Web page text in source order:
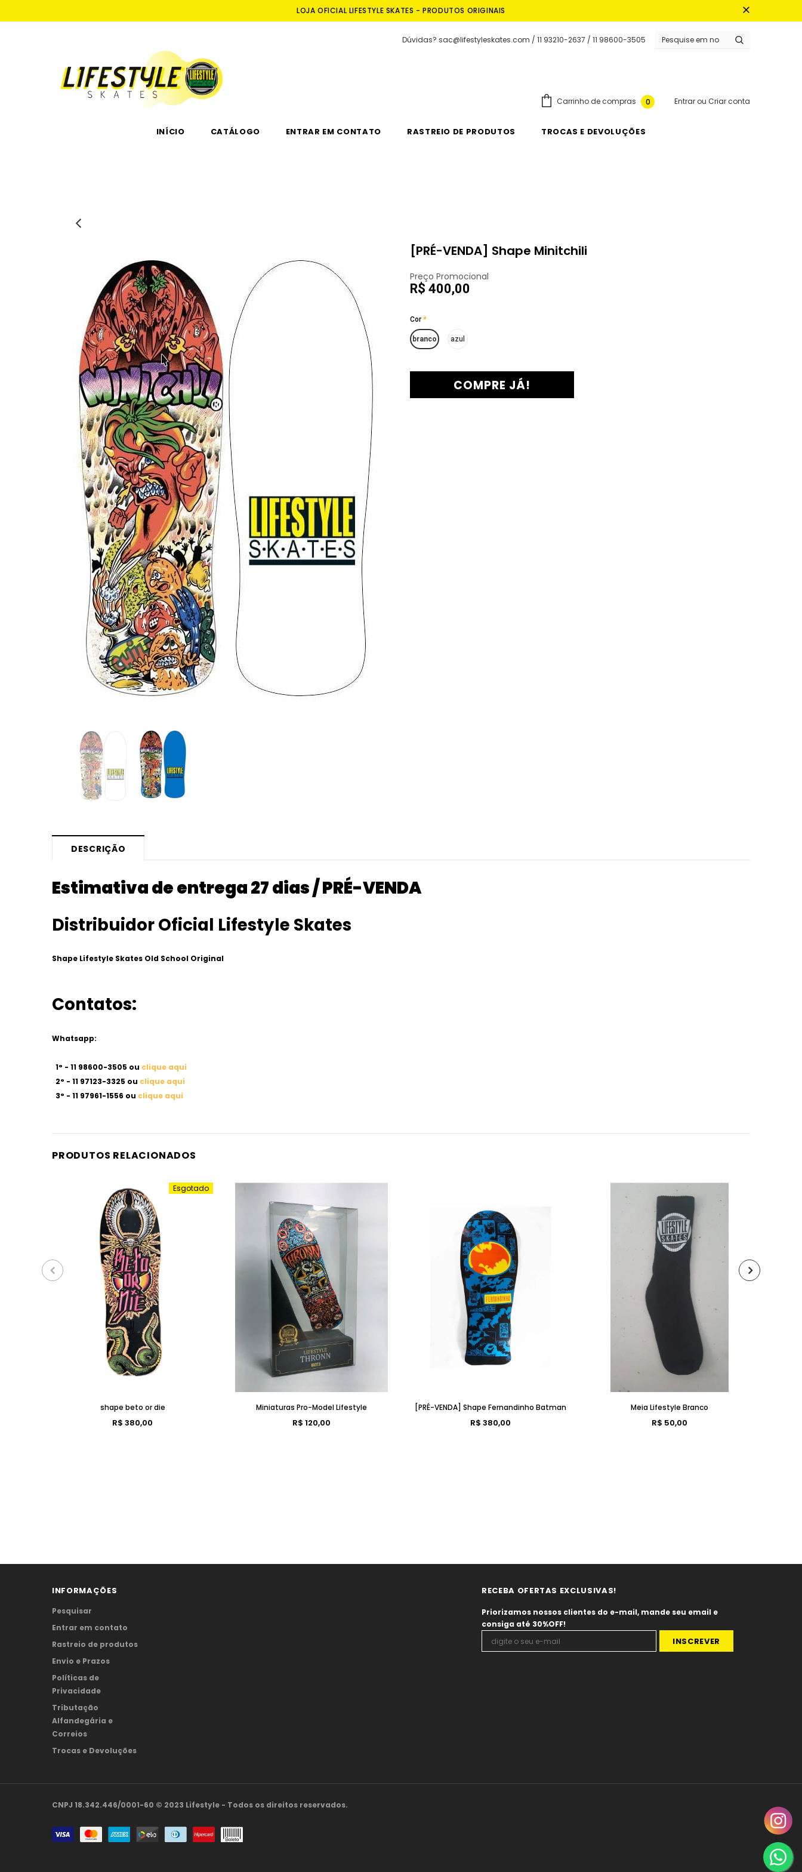
LOJA OFICIAL LIFESTYLE SKATES - PRODUTOS ORIGINAIS
Dúvidas? sac@lifestyleskates.com / 11 93210-2637 / 11 98600-3505
Carrinho de compras 0 Entrar ou Criar conta
INÍCIO CATÁLOGO ENTRAR EM CONTATO RASTREIO DE PRODUTOS TROCAS E DEVOLUÇÕES
[PRÉ-VENDA] Shape Minitchili
Preço Promocional
R$ 400,00
Cor *
branco azul
DESCRIÇÃO
Estimativa de entrega 27 dias / PRÉ-VENDA
Distribuidor Oficial Lifestyle Skates
Shape Lifestyle Skates Old School Original
Contatos:
Whatsapp:
1° - 11 98600-3505 ou clique aqui
2° - 11 97123-3325 ou clique aqui
3° - 11 97961-1556 ou clique aqui
PRODUTOS RELACIONADOS
Esgotado
shape beto or die
R$ 380,00
Miniaturas Pro-Model Lifestyle
R$ 120,00
[PRÉ-VENDA] Shape Fernandinho Batman
R$ 380,00
Meia Lifestyle Branco
R$ 50,00
INFORMAÇÕES
Pesquisar
Entrar em contato
Rastreio de produtos
Envio e Prazos
Políticas de
Privacidade
Tributação
Alfandegária e
Correios
Trocas e Devoluções
RECEBA OFERTAS EXCLUSIVAS!
Priorizamos nossos clientes do e-mail, mande seu email e
consiga até 30%OFF!
CNPJ 18.342.446/0001-60 © 2023 Lifestyle - Todos os direitos reservados.